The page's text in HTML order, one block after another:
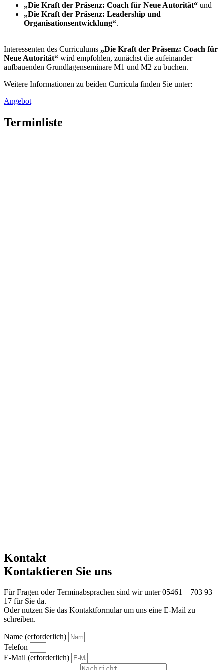
„Die Kraft der Präsenz: Coach für Neue Autorität“ und
„Die Kraft der Präsenz: Leadership und
Organisationsentwicklung“.
Interessenten des Curriculums „Die Kraft der Präsenz: Coach für
Neue Autorität“ wird empfohlen, zunächst die aufeinander
aufbauenden Grundlagenseminare M1 und M2 zu buchen.
Weitere Informationen zu beiden Curricula finden Sie unter:
Angebot
Terminliste
Kontakt
Kontaktieren Sie uns
Für Fragen oder Terminabsprachen sind wir unter 05461 – 703 93
17 für Sie da.
Oder nutzen Sie das Kontaktformular um uns eine E-Mail zu
schreiben.
Name (erforderlich)
Telefon
E-Mail (erforderlich)